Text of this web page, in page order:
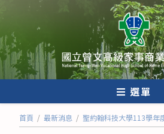
轉
至
主
要
內
選單
首頁 / 最新消息 / 聖約翰科技大學113學年